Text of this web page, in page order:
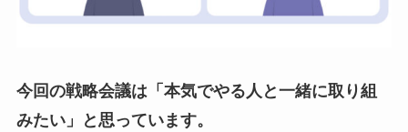
今回の戦略会議は「本気でやる人と一緒に取り組
みたい」と思っています。